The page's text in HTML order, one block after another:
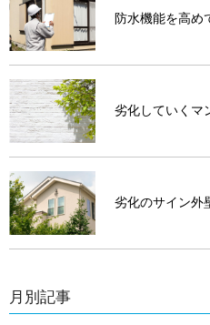
防水機能を高め
劣化していくマ
劣化のサイン外
月別記事